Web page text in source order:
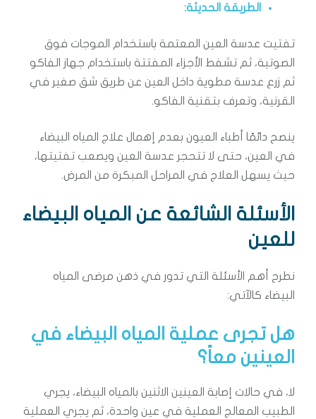
الطريقة الحديثة:
تفتيت عدسة العين المعتمة باستخدام الموجات فوق
الصوتية، ثم تشفط الأجزاء المفتتة باستخدام جهاز الفاكو
ثم زرع عدسة مطوية داخل العين عن طريق شق صغير في
القرنية، وتعرف بتقنية الفاكو.
ينصح دائمًا أطباء العيون بعدم إهمال علاج المياه البيضاء
في العين، حتى لا تتحجر عدسة العين ويصعب تفتيتها،
حيث يسهل العلاج في المراحل المبكرة من المرض.
الأسئلة الشائعة عن المياه البيضاء
للعين
نطرح أهم الأسئلة التي تدور في ذهن مرضى المياه
البيضاء كالآتي:
هل تجرى عملية المياه البيضاء في
العينين معاً؟
لا، في حالات إصابة العينين الاثنين بالمياه البيضاء، يجري
الطبيب المعالج العملية في عين واحدة، ثم يجري العملية